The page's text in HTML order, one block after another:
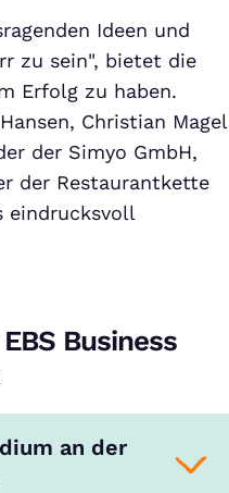
Ideen und
zu sein", bietet die
Erfolg zu haben.
Christian Magel
der Simyo GmbH,
der Restaurantkette
eindrucksvoll
Business
an der